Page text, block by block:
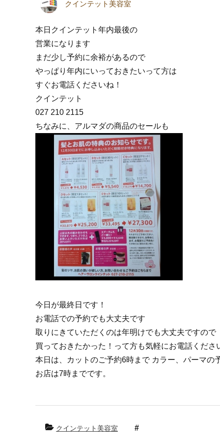
クインテット美容室
本日クインテット年内最後の
営業になります
まだ少し予約に余裕があるので
やっぱり年内にいっておきたいって方は
すぐお電話くださいね！
クインテット
027 210 2115
ちなみに、アルマダの商品のセールも
今日が最終日です！
お電話での予約でも大丈夫です
取りにきていただくのは年明けでも大丈夫ですので
買っておきたかった！って方も気軽にお電話くださ
本日は、カットのご予約6時まで カラー、パーマの
お店は7時までです。
クインテット美容室